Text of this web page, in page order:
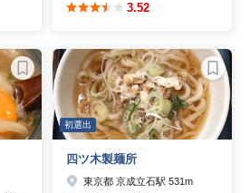
3.52
初選出
四ツ木製麺所
東京都 京成立石駅 531m